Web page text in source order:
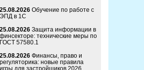
25.08.2026 Обучение по работе с
ЭПД в 1С
25.08.2026 Защита информации в
финсекторе: технические меры по
ГОСТ 57580.1
25.08.2026 Финансы, право и
регуляторика: новые правила